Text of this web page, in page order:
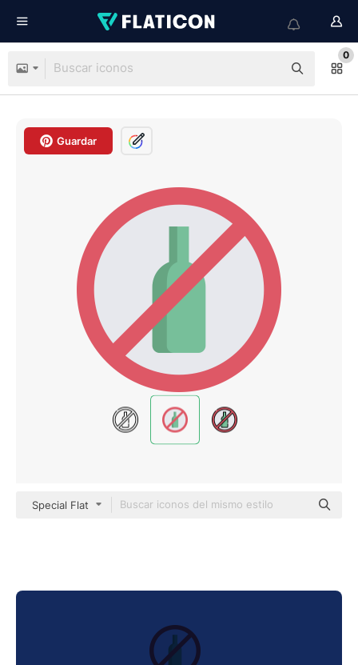
0
Guardar
Special Flat